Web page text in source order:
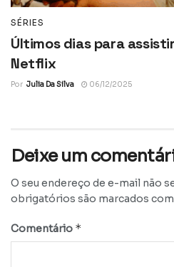
SÉRIES
Últimos dias para
Netflix
Por Julia Da Silva 06/12/2025
Deixe um
O seu endereço de e-mail não
obrigatórios são marcados com
Comentário *